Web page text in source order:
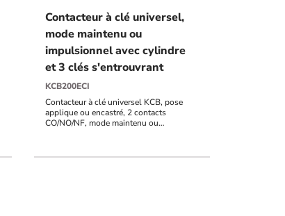
Contacteur à clé universel,
mode maintenu ou
impulsionnel avec cylindre
et 3 clés s'entrouvrant
KCB200ECI
Contacteur à clé universel KCB, pose
applique ou encastré, 2 contacts
CO/NO/NF, mode maintenu ou